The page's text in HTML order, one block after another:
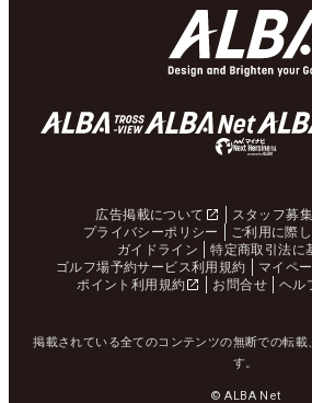
広告掲載について スタッフ募集
プライバシーポリシー
ご利用に際
ガイドライン
特定商取引法に
ゴルフ場予約サービス利用規約
マイペ
ポイント利用規約
お問合せ ヘル
掲載されている全てのコンテンツの無断での転載
す。
© ALBA Net